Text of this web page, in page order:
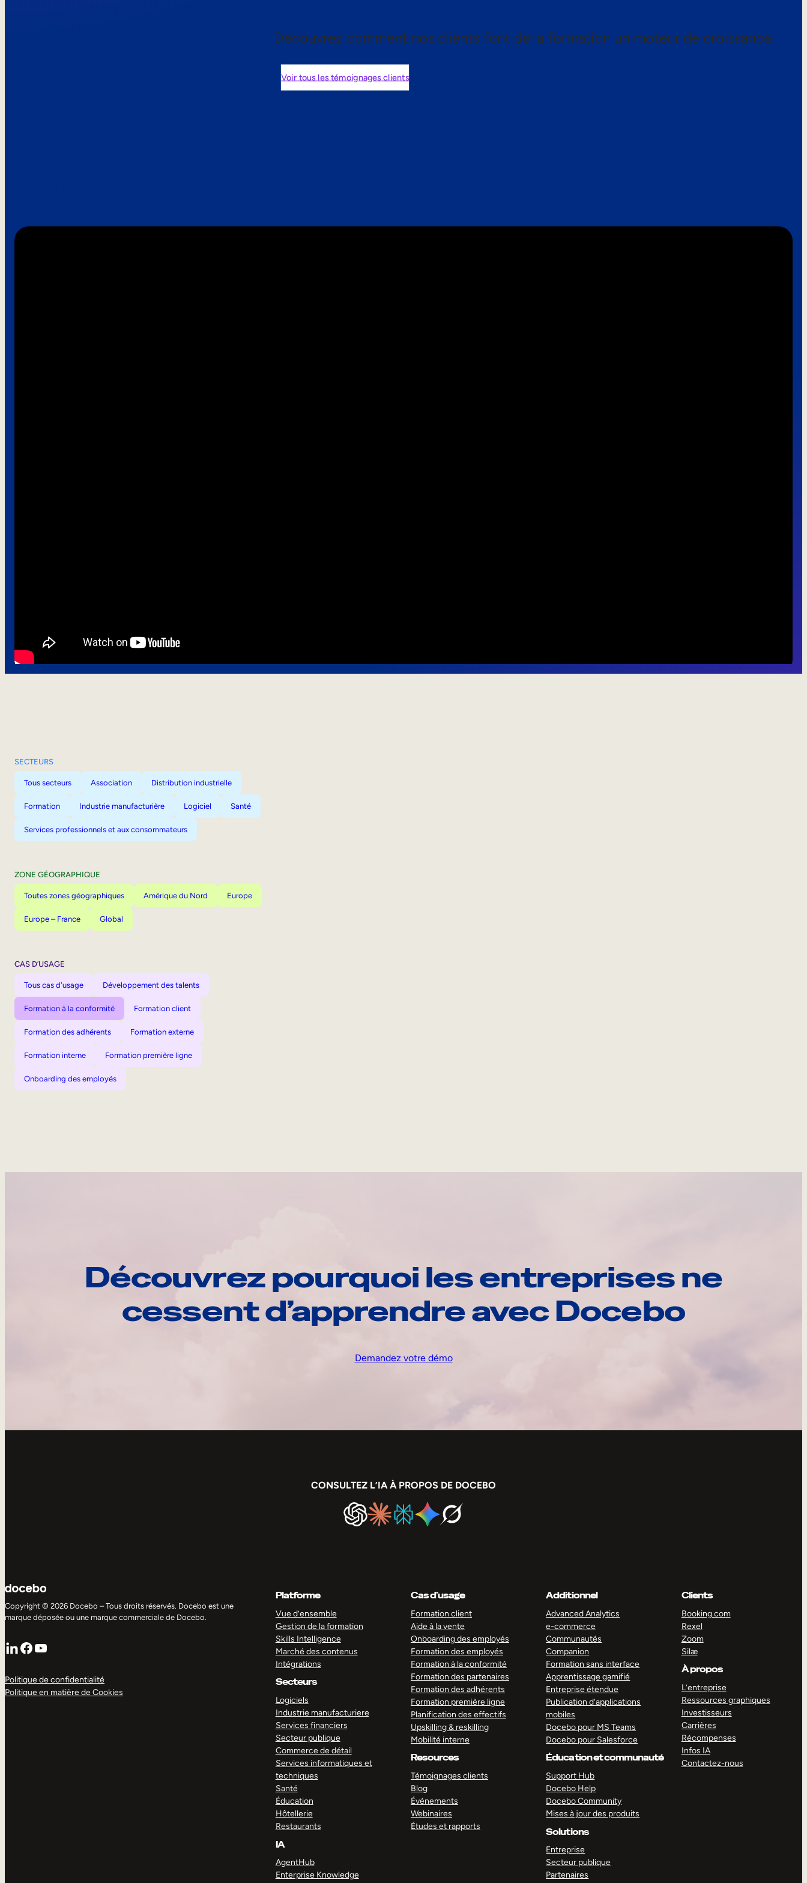
Découvrez comment nos clients font de la formation un moteur de croissance.
Voir tous les témoignages clients
SECTEURS
Tous secteurs Association Distribution industrielle
Formation Industrie manufacturière Logiciel Santé
Services professionnels et aux consommateurs
ZONE GÉOGRAPHIQUE
Toutes zones géographiques Amérique du Nord Europe
Europe – France Global
CAS D’USAGE
Tous cas d'usage Développement des talents
Formation à la conformité Formation client
Formation des adhérents Formation externe
Formation interne Formation première ligne
Onboarding des employés
Découvrez pourquoi les entreprises ne
cessent d’apprendre avec Docebo
Demandez votre démo
CONSULTEZ L’IA À PROPOS DE DOCEBO
Copyright © 2026 Docebo – Tous droits réservés. Docebo est une
marque déposée ou une marque commerciale de Docebo.
LinkedIn
Facebook
YouTube
Politique de confidentialité
Politique en matière de Cookies
Platforme
Vue d’ensemble
Gestion de la formation
Skills Intelligence
Marché des contenus
Intégrations
Secteurs
Logiciels
Industrie manufacturiere
Services financiers
Secteur publique
Commerce de détail
Services informatiques et
techniques
Santé
Éducation
Hôtellerie
Restaurants
IA
AgentHub
Enterprise Knowledge
Cas d’usage
Formation client
Aide à la vente
Onboarding des employés
Formation des employés
Formation à la conformité
Formation des partenaires
Formation des adhérents
Formation première ligne
Planification des effectifs
Upskilling & reskilling
Mobilité interne
Resources
Témoignages clients
Blog
Événements
Webinaires
Études et rapports
Additionnel
Advanced Analytics
e-commerce
Communautés
Companion
Formation sans interface
Apprentissage gamifié
Entreprise étendue
Publication d’applications
mobiles
Docebo pour MS Teams
Docebo pour Salesforce
Éducation et communauté
Support Hub
Docebo Help
Docebo Community
Mises à jour des produits
Solutions
Entreprise
Secteur publique
Partenaires
Clients
Booking.com
Rexel
Zoom
Silæ
À propos
L’entreprise
Ressources graphiques
Investisseurs
Carrières
Récompenses
Infos IA
Contactez-nous